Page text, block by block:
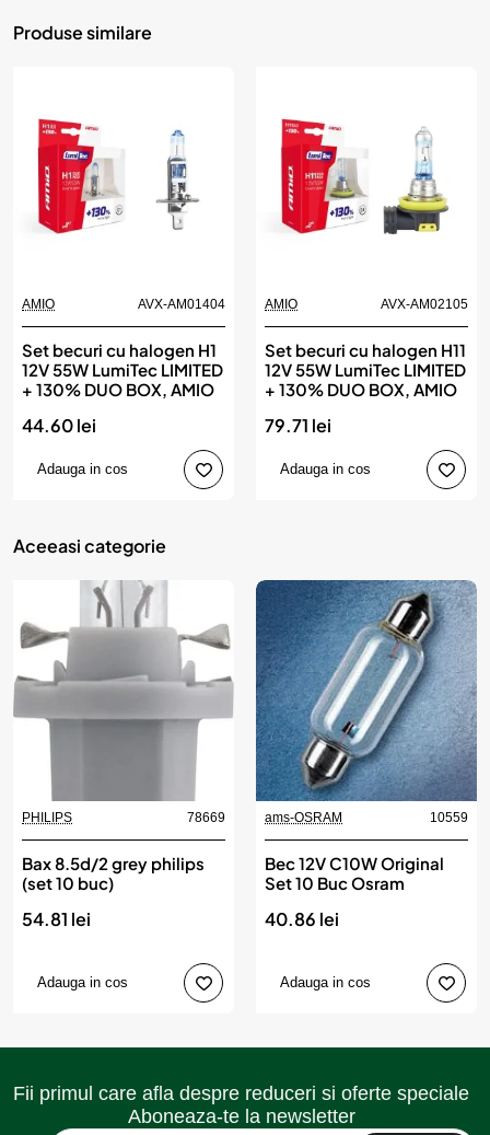
Produse similare
AMIO AVX-AM01404
Set becuri cu halogen H1
12V 55W LumiTec LIMITED
+ 130% DUO BOX, AMIO
44.60 lei
Adauga in cos
AMIO AVX-AM02105
Set becuri cu halogen H11
12V 55W LumiTec LIMITED
+ 130% DUO BOX, AMIO
79.71 lei
Adauga in cos
Aceeasi categorie
PHILIPS 78669
Bax 8.5d/2 grey philips
(set 10 buc)
54.81 lei
Adauga in cos
ams-OSRAM 10559
Bec 12V C10W Original
Set 10 Buc Osram
40.86 lei
Adauga in cos
Fii primul care afla despre reduceri si oferte speciale
Aboneaza-te la newsletter